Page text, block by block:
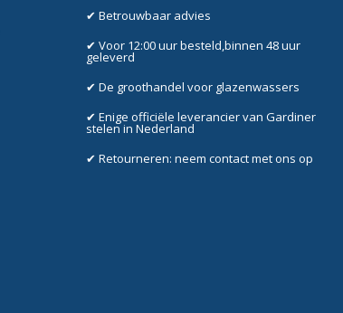
✔ Betrouwbaar advies
✔ Voor 12:00 uur besteld,binnen 48 uur
geleverd
✔ De groothandel voor glazenwassers
✔ Enige officiële leverancier van Gardiner
stelen in Nederland
✔ Retourneren: neem contact met ons op